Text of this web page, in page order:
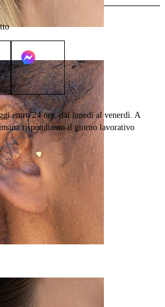
entro 24 ore, dal lunedì al venerdì. A
rispondiamo il giorno lavorativo